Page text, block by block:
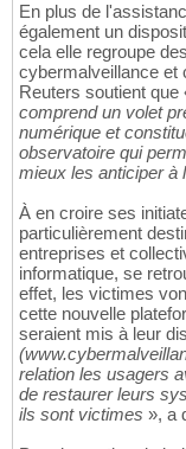
En plus de
également un
cela elle regroupe
cybermalveillance et
Reuters soutient que
comprend un volet
numérique et
observatoire qui
mieux les anticiper à
À en croire ses
particulièrement
entreprises et
informatique, se
effet, les victimes
cette nouvelle
seraient mis à leur
relation les usagers
de restaurer leurs
ils sont victimes », a